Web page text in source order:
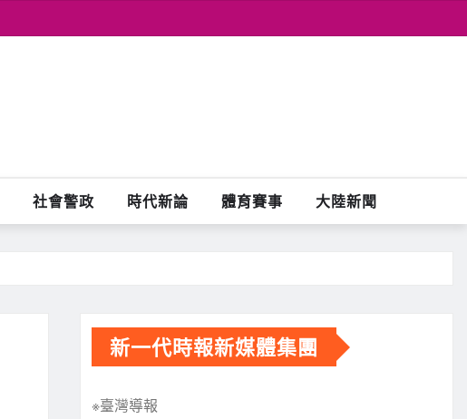
社會警政 時代新論 體育賽事 大陸新聞
新一代時報新媒體集團
※臺灣導報